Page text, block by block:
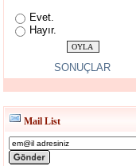
Evet.
Hayır.
SONUÇLAR
Mail List